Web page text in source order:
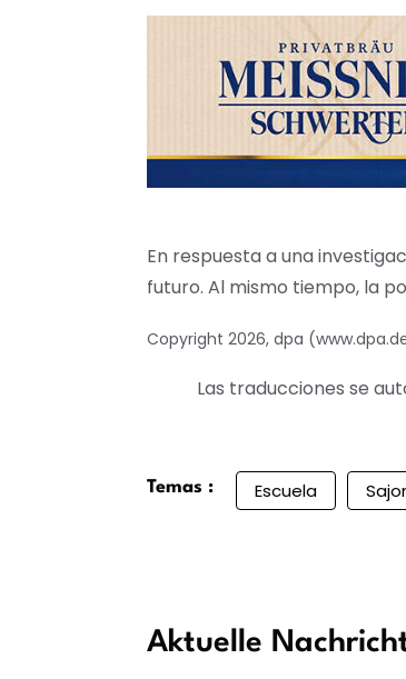
En respuesta a una
futuro. Al mismo tiempo, la
Copyright 2026, dpa
Las traducciones se
Temas : Escuela
Aktuelle